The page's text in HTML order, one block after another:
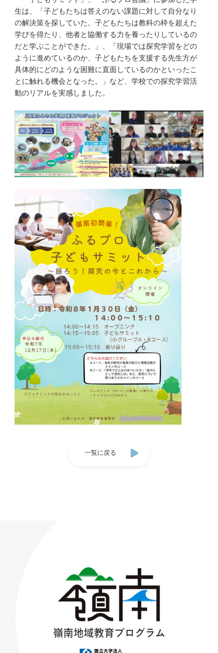
生は、「子どもたちは答えのない課題に対して自分なり
の解決策を探していた。子どもたちは教科の枠を超えた
学びを得たり、他者と協働する力を養ったりしているの
だと学ぶことができた。」、「現場では探究学習をどの
ように進めているのか、子どもたちを支援する先生方が
具体的にどのような困難に直面しているのかといったこ
とに触れる機会となった。」など、学校での探究学習活
動のリアルを実感しました。
一覧に戻る
嶺南地域教育プログラム